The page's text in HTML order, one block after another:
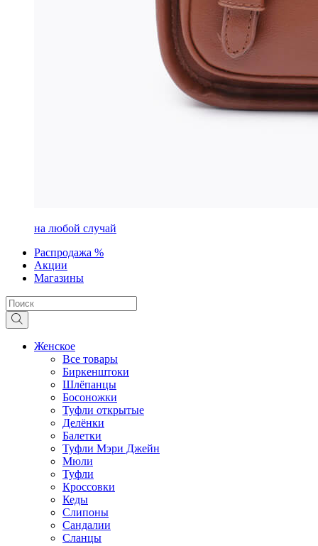
на любой случай
Распродажа %
Акции
Магазины
Женское
Все товары
Биркенштоки
Шлёпанцы
Босоножки
Туфли открытые
Делёнки
Балетки
Туфли Мэри Джейн
Мюли
Туфли
Кроссовки
Кеды
Слипоны
Сандалии
Сланцы